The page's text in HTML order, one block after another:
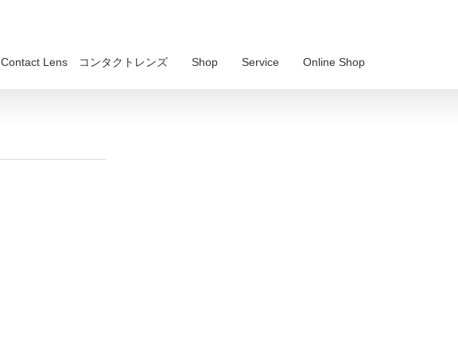
Contact Lens コンタクトレンズ Shop Service Online Shop